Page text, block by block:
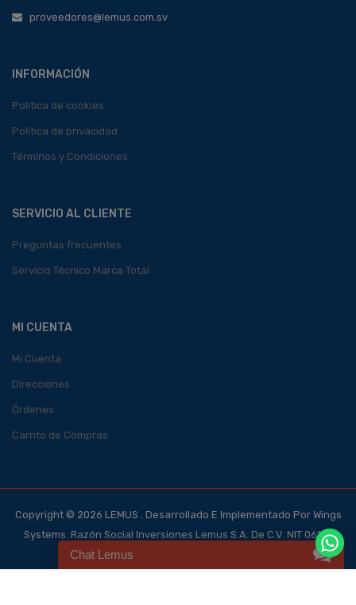
proveedores@lemus.com.sv
INFORMACIÓN
Política de cookies
Política de privacidad
Términos y Condiciones
SERVICIO AL CLIENTE
Preguntas frecuentes
Servicio Técnico Marca Total
MI CUENTA
Mi Cuenta
Direcciones
Órdenes
Carrito de Compras
Copyright © 2026 LEMUS . Desarrollado E Implementado Por Wings
Systems. Razón Social Inversiones Lemus S.A. De C.V. NIT 0614-
140700-101-4, NRC 123562-0
Chat Lemus